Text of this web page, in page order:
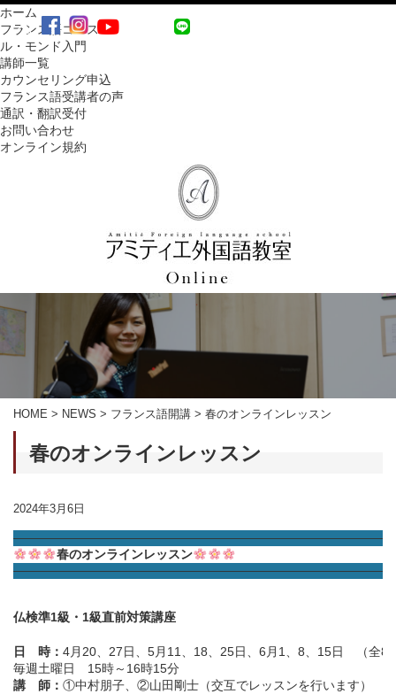
ホーム
フランス語コース
ル・モンド入門
講師一覧
カウンセリング申込
フランス語受講者の声
通訳・翻訳受付
お問い合わせ
オンライン規約
HOME > NEWS > フランス語開講 > 春のオンラインレッスン
春のオンラインレッスン
2024年3月6日
春のオンラインレッスン
仏検準1級・1級直前対策講座
日 時： 4月20、27日、5月11、18、25日、6月1、8、15日 （全8
毎週土曜日 15時～16時15分
講 師： ①中村朋子、②山田剛士（交互でレッスンを行います）